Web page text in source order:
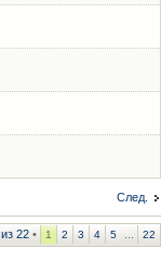
След.
из 22 • 1 2 3 4 5 22